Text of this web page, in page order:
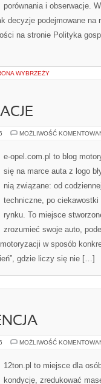
porównania i obserwacje.
decyzje podejmowane na
na stronie Polityka
WYBRZEŻY
MOŻLIWOŚĆ
e-opel.com.pl to blog
się na marce auta z logo
nią związane: od
techniczne, po
rynku. To miejsce
zrozumieć swoje auto,
w sposób
gdzie liczy się nie […]
MOŻLIWOŚĆ
12ton.pl to miejsce dla
kondycję, zredukować